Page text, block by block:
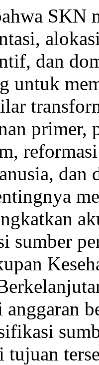
SKN
dan
untuk
primer,
dan
sumber
tujuan